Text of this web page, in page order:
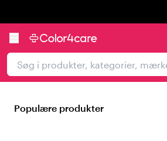
Populære produkter